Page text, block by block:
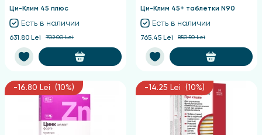
Ци-Клим 45 плюс
Есть в наличии
631.80 Lei 702.00 Lei
Ци-Клим 45+ таблетки N90
Есть в наличии
765.45 Lei 850.50 Lei
-16.80 Lei (10%) -14.25 Lei (10%)